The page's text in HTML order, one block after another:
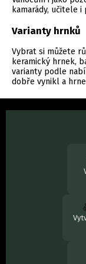
kamarády, učitele
Varianty hrnků
Vybrat si můžete
keramický hrnek,
varianty podle
dobře vynikl a